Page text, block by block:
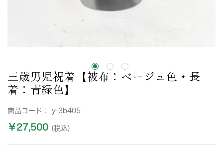
三歳男児祝着【被布：ベージュ色・長
着：青緑色】
商品コード： y-3b405
￥27,500 (税込)